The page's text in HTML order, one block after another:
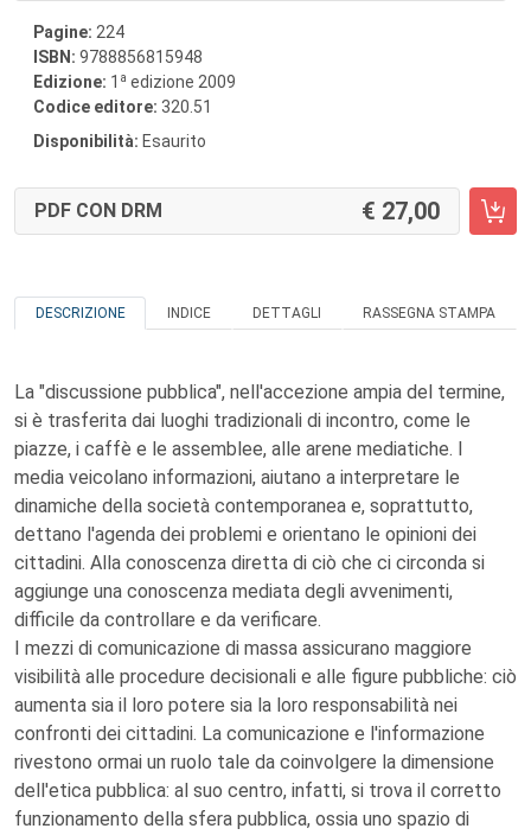
Pagine: 224
ISBN: 9788856815948
Edizione: 1 a edizione 2009
Codice editore: 320.51
Disponibilità: Esaurito
PDF CON DRM 27,00
DESCRIZIONE INDICE DETTAGLI RASSEGNA STAMPA
La "discussione pubblica", nell'accezione ampia del termine,
si è trasferita dai luoghi tradizionali di incontro, come le
piazze, i caffè e le assemblee, alle arene mediatiche. I
media veicolano informazioni, aiutano a interpretare le
dinamiche della società contemporanea e, soprattutto,
dettano l'agenda dei problemi e orientano le opinioni dei
cittadini. Alla conoscenza diretta di ciò che ci circonda si
aggiunge una conoscenza mediata degli avvenimenti,
difficile da controllare e da verificare.
I mezzi di comunicazione di massa assicurano maggiore
visibilità alle procedure decisionali e alle figure pubbliche: ciò
aumenta sia il loro potere sia la loro responsabilità nei
confronti dei cittadini. La comunicazione e l'informazione
rivestono ormai un ruolo tale da coinvolgere la dimensione
dell'etica pubblica: al suo centro, infatti, si trova il corretto
funzionamento della sfera pubblica, ossia uno spazio di